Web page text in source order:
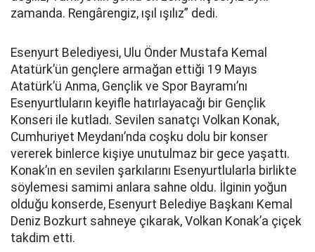
zamanda. Rengârengiz, ışıl ışılız” dedi.
Esenyurt Belediyesi, Ulu Önder Mustafa Kemal
Atatürk’ün gençlere armağan ettiği 19 Mayıs
Atatürk’ü Anma, Gençlik ve Spor Bayramı’nı
Esenyurtluların keyifle hatırlayacağı bir Gençlik
Konseri ile kutladı. Sevilen sanatçı Volkan Konak,
Cumhuriyet Meydanı’nda coşku dolu bir konser
vererek binlerce kişiye unutulmaz bir gece yaşattı.
Konak’ın en sevilen şarkılarını Esenyurtlularla birlikte
söylemesi samimi anlara sahne oldu. İlginin yoğun
olduğu konserde, Esenyurt Belediye Başkanı Kemal
Deniz Bozkurt sahneye çıkarak, Volkan Konak’a çiçek
takdim etti.